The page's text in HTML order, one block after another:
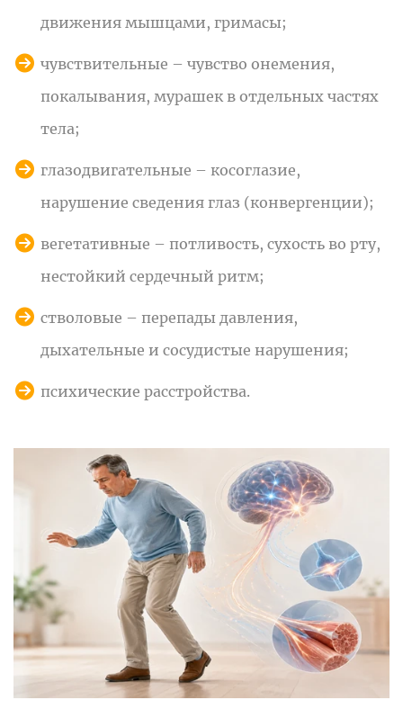
движения мышцами, гримасы;
чувствительные – чувство онемения,
покалывания, мурашек в отдельных частях
тела;
глазодвигательные – косоглазие,
нарушение сведения глаз (конвергенции);
вегетативные – потливость, сухость во рту,
нестойкий сердечный ритм;
стволовые – перепады давления,
дыхательные и сосудистые нарушения;
психические расстройства.